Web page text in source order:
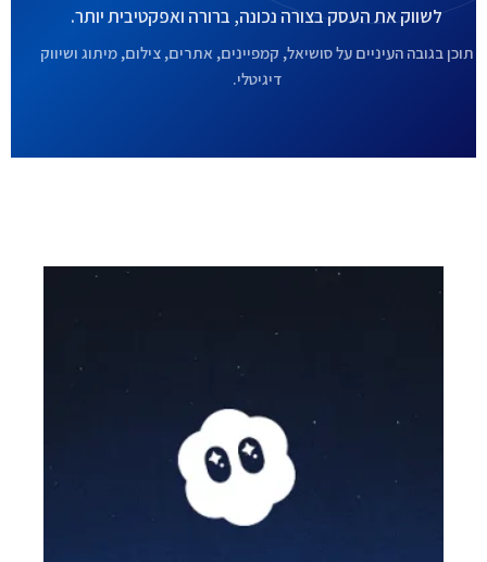
לשווק את העסק בצורה נכונה, ברורה ואפקטיבית יותר.
תוכן בגובה העיניים על סושיאל, קמפיינים, אתרים, צילום, מיתוג ושיווק
דיגיטלי.